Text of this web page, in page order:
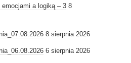
emocjami a logiką – 3 8
8 sierpnia 2026
6 sierpnia 2026